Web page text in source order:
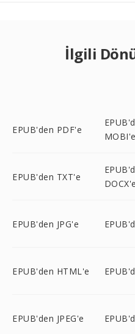
İlgili
EPUB'den PDF'e
MOBI'e
EPUB'den TXT'e
DOCX'e
EPUB'den JPG'e
EPUB'den HTML'e
EPUB'den JPEG'e